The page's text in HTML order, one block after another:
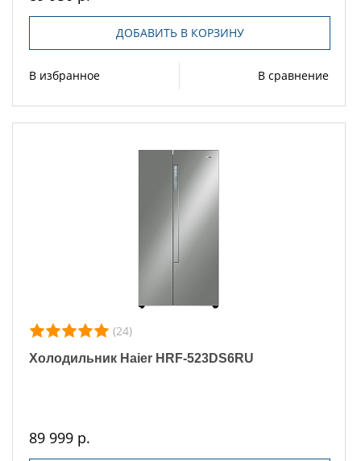
ДОБАВИТЬ В КОРЗИНУ
В избранное В сравнение
(24)
Холодильник Haier HRF-523DS6RU
89 999 р.